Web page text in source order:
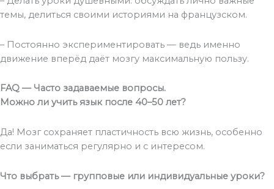
темы, делиться своими историями на французском.
– Постоянно экспериментировать — ведь именно
движение вперёд даёт мозгу максимальную пользу.
FAQ — Часто задаваемые вопросы.
Можно ли учить язык после 40–50 лет?
Да! Мозг сохраняет пластичность всю жизнь, особенно
если заниматься регулярно и с интересом.
Что выбрать — групповые или индивидуальные уроки?